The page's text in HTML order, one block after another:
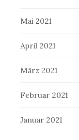
Mai 2021
April 2021
März 2021
Februar 2021
Januar 2021